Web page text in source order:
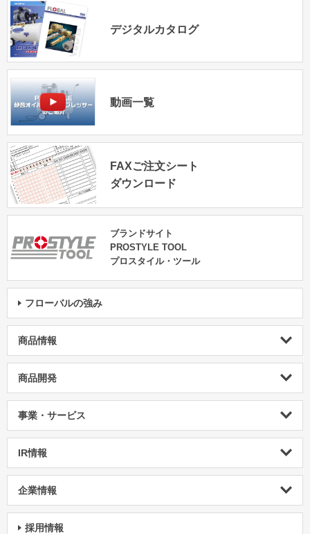
デジタルカタログ
動画一覧
FAXご注文シート
ダウンロード
ブランドサイト
PROSTYLE TOOL
プロスタイル・ツール
フローバルの強み
商品情報
商品開発
事業・サービス
IR情報
企業情報
採用情報